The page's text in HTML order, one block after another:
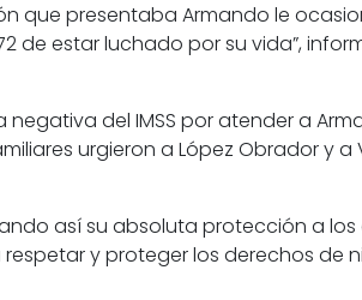
que presentaba Armando le
de estar luchado por su vida”,
del IMSS por atender a
urgieron a López Obrador y a
así su absoluta protección a
y proteger los derechos de